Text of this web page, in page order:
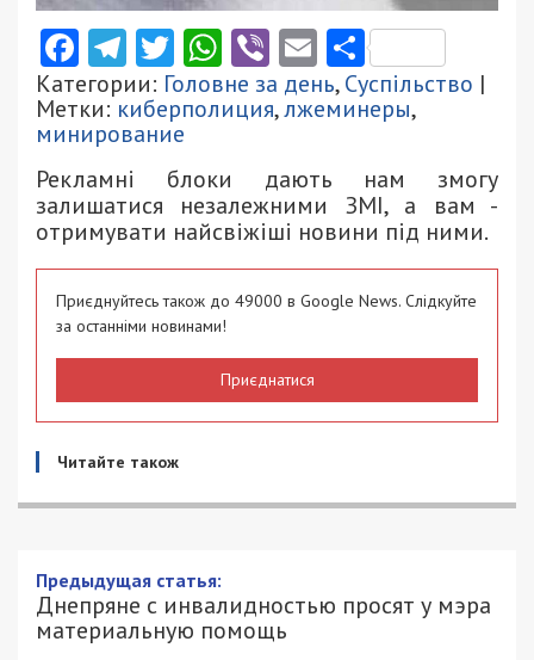
Facebook
Telegram
Twitter
WhatsApp
ViberEmail
Категории: Головне за день,Суспільство |
Метки: киберполиция,лжеминеры,
минирование
Рекламні блоки дають нам змогу
залишатися незалежними ЗМІ, а вам -
отримувати найсвіжіші новини під ними.
Приєднуйтесь також до 49000 в Google News. Слідкуйте
за останніми новинами!
Приєднатися
Читайте також
Днепряне с инвалидностью просят у
мэра материальную помощь